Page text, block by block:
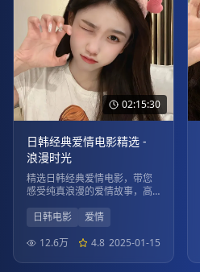
02:15:30
日韩经典爱情电影精选 -
浪漫时光
精选日韩经典爱情电影，带您
感受纯真浪漫的爱情故事，高
日韩电影
爱情
12.6万
4.8 2025-01-15